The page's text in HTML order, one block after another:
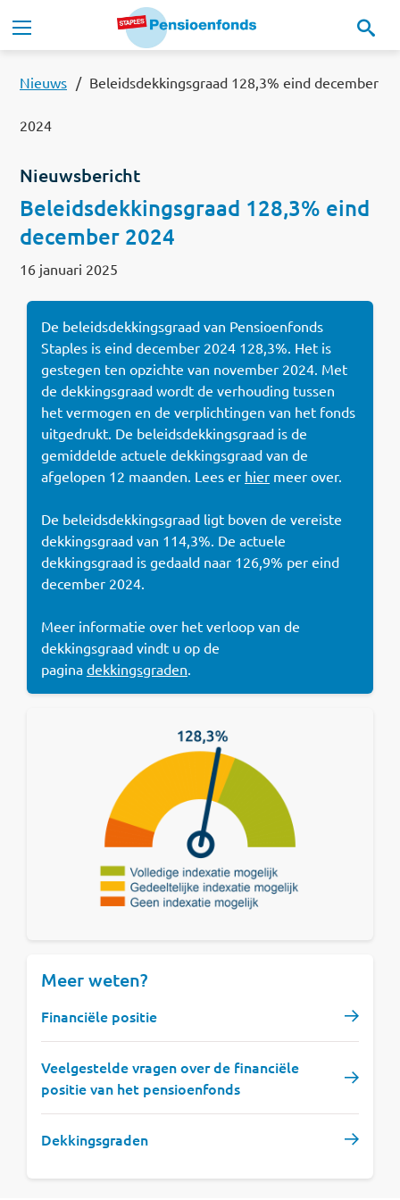
Overslaan en naar de inhoud gaan
Onze regeling
MijnStaplesPensioen
Nieuws
Documenten
Contact
Read this in:English
Nieuws Beleidsdekkingsgraad 128,3% eind december
2024
Nieuwsbericht
Beleidsdekkingsgraad 128,3% eind
december 2024
16 januari 2025
De beleidsdekkingsgraad van Pensioenfonds
Staples is eind december 2024 128,3%. Het is
gestegen ten opzichte van november 2024. Met
de dekkingsgraad wordt de verhouding tussen
het vermogen en de verplichtingen van het fonds
uitgedrukt. De beleidsdekkingsgraad is de
gemiddelde actuele dekkingsgraad van de
afgelopen 12 maanden. Lees er hier meer over.
De beleidsdekkingsgraad ligt boven de vereiste
dekkingsgraad van 114,3%. De actuele
dekkingsgraad is gedaald naar 126,9% per eind
december 2024.
Meer informatie over het verloop van de
dekkingsgraad vindt u op de
pagina dekkingsgraden.
Meer weten?
Financiële positie
Veelgestelde vragen over de financiële
positie van het pensioenfonds
Dekkingsgraden